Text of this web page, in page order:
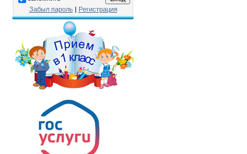
Забыл пароль| Регистрация